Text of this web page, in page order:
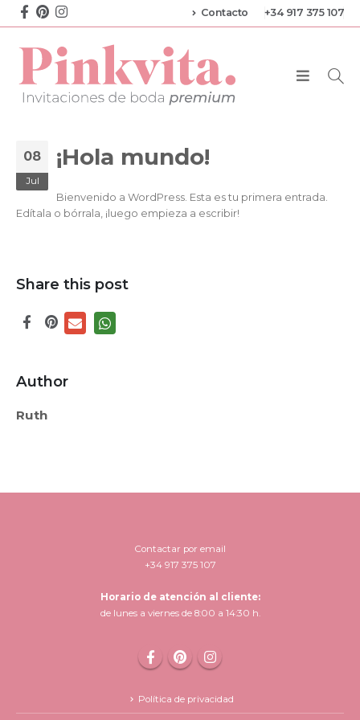
Contacto +34 917 375 107
08
Jul
¡Hola mundo!
Bienvenido a WordPress. Esta es tu primera entrada.
Edítala o bórrala, ¡luego empieza a escribir!
Share this post
Author
Ruth
Contactar por email
+34 917 375 107
Horario de atención al cliente:
de lunes a viernes de 8:00 a 14:30 h.
Política de privacidad